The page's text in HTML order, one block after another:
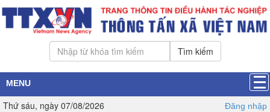
Tìm kiếm
MENU
Thứ sáu, ngày 07/08/2026 Đăng nhập